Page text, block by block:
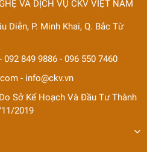
VÀ DỊCH VỤ CKV VIỆT NAM
Diễn, P. Minh Khai, Q. Bắc Từ
- 092 849 9886 - 096 550 7460
- info@ckv.vn
Sở Kế Hoạch Và Đầu Tư Thành
2019